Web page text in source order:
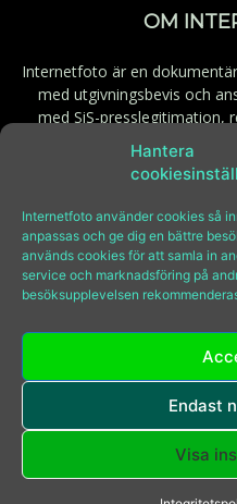
Hantera
Internetfoto använder cookies så
anpassas och ge dig en bättre
används cookies för att samla in
service och marknadsföring på
besöksupplevelsen
Endast
Visa
OM
Internetfoto är en
med utgivningsbevis och
med SiS-presslegitimation,
behörig fjärrpilot.
Kontakt:
FÖLJ
© Copyright
08-
E-post: